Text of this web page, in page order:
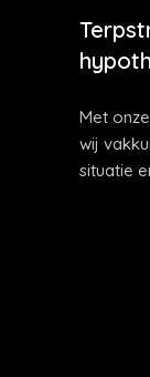
Met
wij
situatie